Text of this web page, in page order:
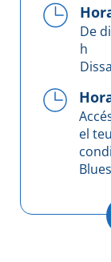
De
h
el